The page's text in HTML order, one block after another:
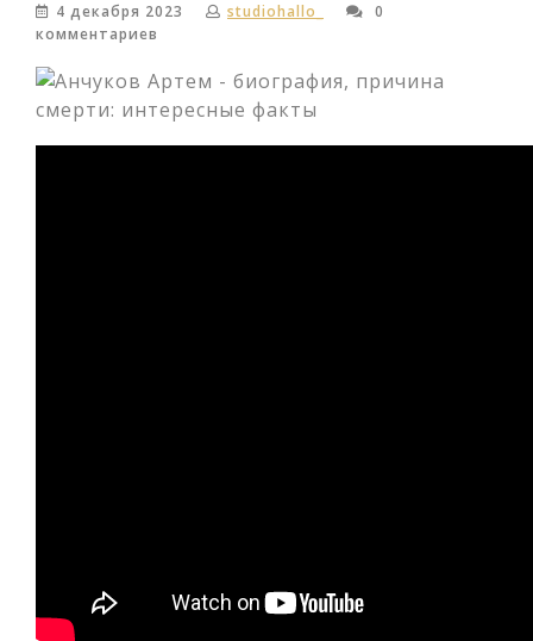
4 декабря 2023 studiohallo_
0
комментариев